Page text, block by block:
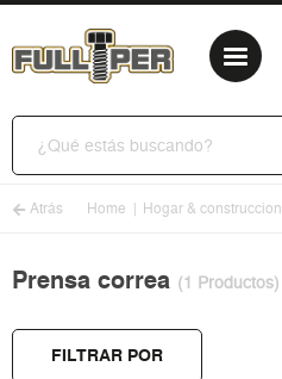
Atrás Home Hogar & construccion
Prensa correa (1 Productos)
FILTRAR POR